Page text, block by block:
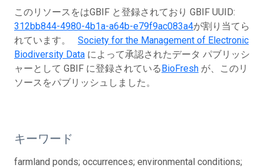
このリソースをはGBIF と登録されており GBIF UUID:
312bb844-4980-4b1a-a64b-e79f9ac083a4が割り当てら
れています。 Society for the Management of Electronic
Biodiversity Data によって承認されたデータ パブリッシ
ャーとして GBIF に登録されているBioFresh が、このリ
ソースをパブリッシュしました。
キーワード
farmland ponds; occurrences; environmental conditions;